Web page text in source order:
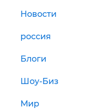
Новости
россия
Блоги
Шоу-Биз
Мир